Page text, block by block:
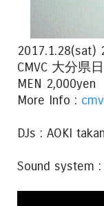
2017.1.28(sat)
CMVC 大分県
MEN
More Info :
DJs : AOKI
Sound system :